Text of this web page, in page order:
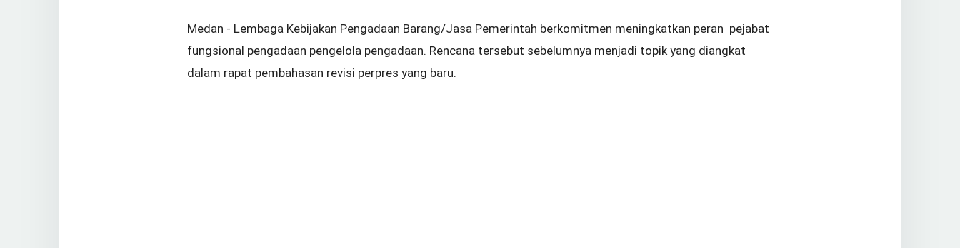
Medan - Lembaga Kebijakan Pengadaan Barang/Jasa Pemerintah berkomitmen meningkatkan peran pejabat
fungsional pengadaan pengelola pengadaan. Rencana tersebut sebelumnya menjadi topik yang diangkat
dalam rapat pembahasan revisi perpres yang baru.